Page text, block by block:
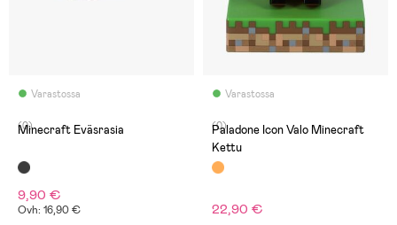
Varastossa
(0)
Minecraft Eväsrasia
9,90 €
Ovh: 16,90 €
Varastossa
(0)
Paladone Icon Valo Minecraft
Kettu
22,90 €